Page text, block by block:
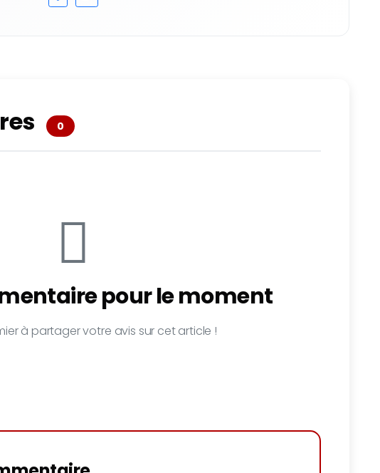
0
pour le moment
à partager votre avis sur cet article !